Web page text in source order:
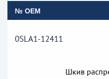
№ OEM
0SLA1-12411
Шкив